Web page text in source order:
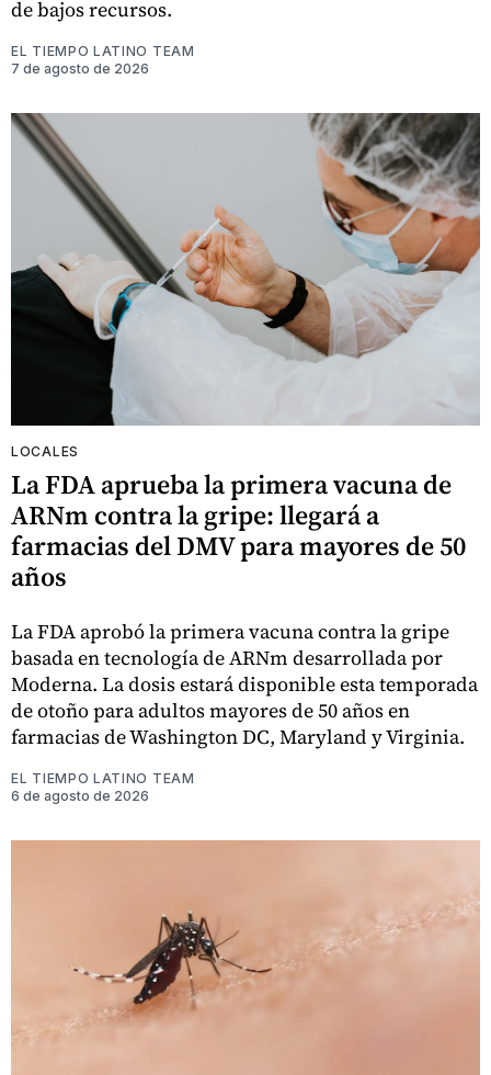
de bajos recursos.
EL TIEMPO LATINO TEAM
7 de agosto de 2026
LOCALES
La FDA aprueba la primera vacuna de
ARNm contra la gripe: llegará a
farmacias del DMV para mayores de 50
años
La FDA aprobó la primera vacuna contra la gripe
basada en tecnología de ARNm desarrollada por
Moderna. La dosis estará disponible esta temporada
de otoño para adultos mayores de 50 años en
farmacias de Washington DC, Maryland y Virginia.
EL TIEMPO LATINO TEAM
6 de agosto de 2026